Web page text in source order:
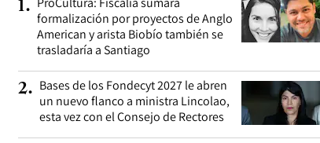
1.
formalización por proyectos de Anglo
American y arista Biobío también se
trasladaría a Santiago
2. Bases de los Fondecyt 2027 le abren
un nuevo flanco a ministra Lincolao,
esta vez con el Consejo de Rectores